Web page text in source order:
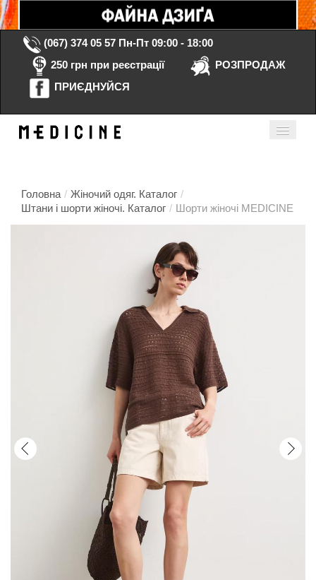
(067) 374 05 57 Пн-Пт 09:00 - 18:00
250 грн при реєстрації
РОЗПРОДАЖ
ПРИЄДНУЙСЯ
Головна / Жіночий одяг. Каталог /
Штани і шорти жіночі. Каталог / Шорти жіночі MEDICINE